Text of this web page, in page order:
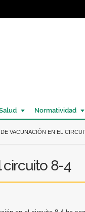
Normatividad
VACUNACIÓN EN EL
circuito 8-4